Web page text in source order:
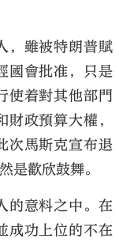
，雖被特朗普賦
國會批准，只是
使着對其他部門
政預算大權，
次馬斯克宣布退
是歡欣鼓舞。
的意料之中。在
成功上位的不在